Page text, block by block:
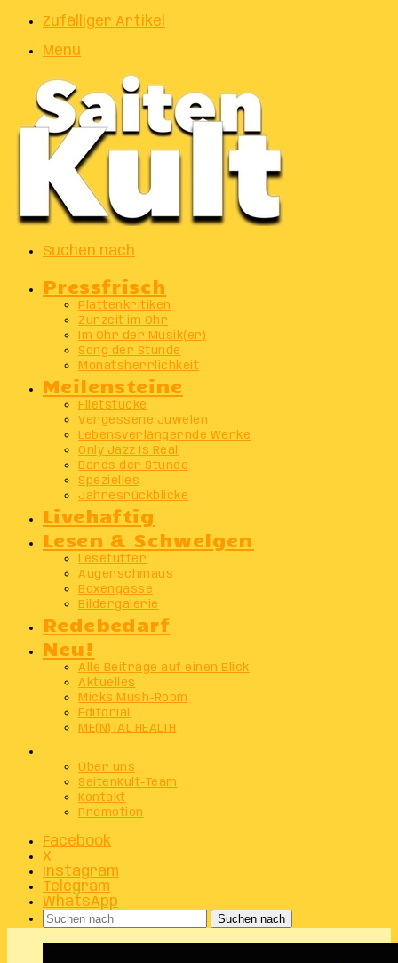
Zufälliger Artikel
Menu
Suchen nach
Pressfrisch
Plattenkritiken
Zurzeit im Ohr
Im Ohr der Musik(er)
Song der Stunde
Monatsherrlichkeit
Meilensteine
Filetstücke
Vergessene Juwelen
Lebensverlängernde Werke
Only Jazz Is Real
Bands der Stunde
Spezielles
Jahresrückblicke
Livehaftig
Lesen & Schwelgen
Lesefutter
Augenschmaus
Boxengasse
Bildergalerie
Redebedarf
Neu!
Alle Beiträge auf einen Blick
Aktuelles
Micks Mush-Room
Editorial
ME(N)TAL HEALTH
Über uns
SaitenKult-Team
Kontakt
Promotion
Facebook
X
Instagram
Telegram
WhatsApp
Suchen nach